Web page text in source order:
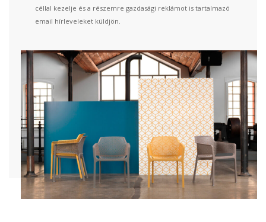
céllal kezelje és a részemre gazdasági reklámot is tartalmazó
email hírleveleket küldjön.